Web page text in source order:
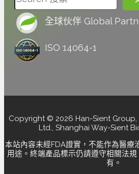
全球伙伴 Global
ISO 14064-1
Copyright © 2026 Han-Sient Group,
Ltd., Shanghai Way-Sient
本站內容未經FDA證實，不能作為醫療
用途。終端產品標示仍請遵守相關法
有。